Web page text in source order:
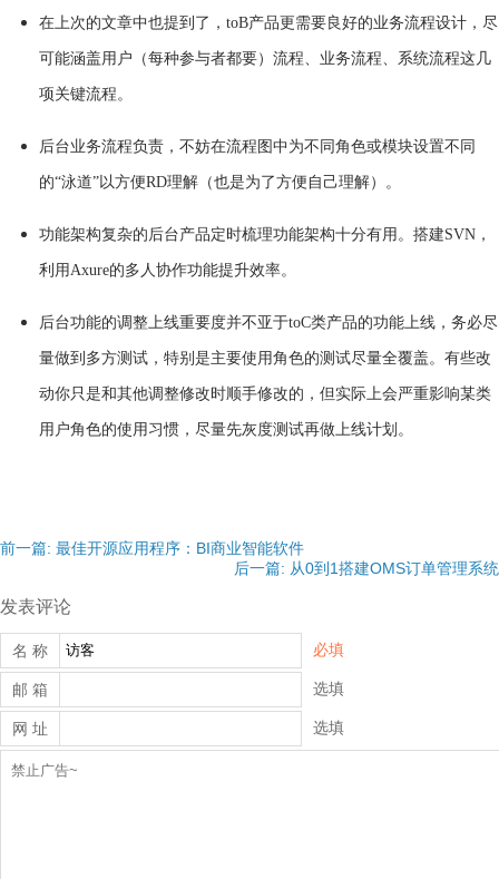
在上次的文章中也提到了，toB产品更需要良好的业务流程设计，尽
可能涵盖用户（每种参与者都要）流程、业务流程、系统流程这几
项关键流程。
后台业务流程负责，不妨在流程图中为不同角色或模块设置不同
的“泳道”以方便RD理解（也是为了方便自己理解）。
功能架构复杂的后台产品定时梳理功能架构十分有用。搭建SVN，
利用Axure的多人协作功能提升效率。
后台功能的调整上线重要度并不亚于toC类产品的功能上线，务必尽
量做到多方测试，特别是主要使用角色的测试尽量全覆盖。有些改
动你只是和其他调整修改时顺手修改的，但实际上会严重影响某类
用户角色的使用习惯，尽量先灰度测试再做上线计划。
前一篇: 最佳开源应用程序：BI商业智能软件
后一篇: 从0到1搭建OMS订单管理系统
发表评论
名 称 必填
邮 箱 选填
网 址 选填